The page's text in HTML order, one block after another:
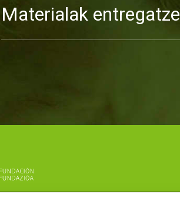
Materialak